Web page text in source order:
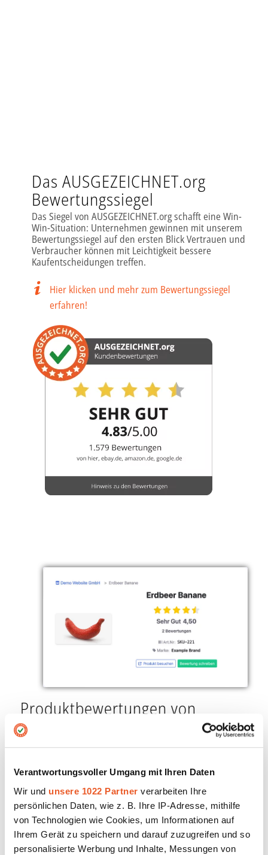
Verantwortungsvoller Umgang mit Ihren Daten
Wir und unsere 1022 Partner verarbeiten Ihre
persönlichen Daten, wie z. B. Ihre IP-Adresse, mithilfe
von Technologien wie Cookies, um Informationen auf
Ihrem Gerät zu speichern und darauf zuzugreifen und so
personalisierte Werbung und Inhalte, Messungen von
Das AUSGEZEICHNET.org
Bewertungssiegel
Das Siegel von AUSGEZEICHNET.org schafft eine Win-
Win-Situation: Unternehmen gewinnen mit unserem
Bewertungssiegel auf den ersten Blick Vertrauen und
Verbraucher können mit Leichtigkeit bessere
Kaufentscheidungen treffen.
Hier klicken und mehr zum Bewertungssiegel
erfahren!
Produktbewertungen von
AUSGEZEICHNET.org
Shops und Dienstleister.
Insbesondere für Online-Shops sind
Produktbewertungen – also Bewertungen, die nicht
für den Shop selbst sondern spezifisch für ein
Produkt abgegeben werden, unverzichtbar.
USGEZEICHNET.org bietet Produktbewrtung mit State-
of-the-Art Widgets und Management Interface an.